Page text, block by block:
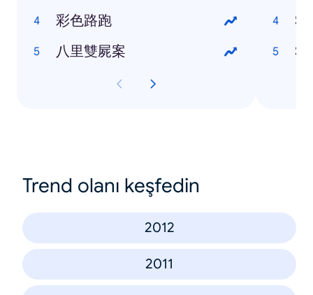
彩色路跑
八里雙屍案
Trend olanı keşfedin
2012
2011